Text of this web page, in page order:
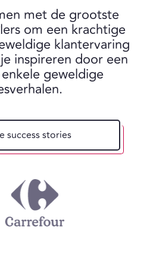
met de grootste
om een krachtige
klantervaring
inspireren door een
geweldige
success stories